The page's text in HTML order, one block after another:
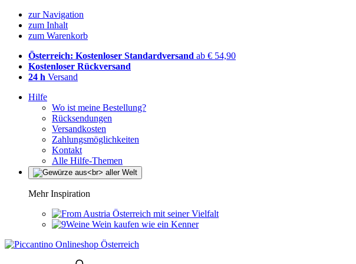
zur Navigation
zum Inhalt
zum Warenkorb
Österreich: Kostenloser Standardversand ab € 54,90
Kostenloser Rückversand
24 h Versand
Hilfe
Wo ist meine Bestellung?
Rücksendungen
Versandkosten
Zahlungsmöglichkeiten
Kontakt
Alle Hilfe-Themen
Mehr Inspiration
Österreich mit seiner Vielfalt
Wein kaufen wie ein Kenner